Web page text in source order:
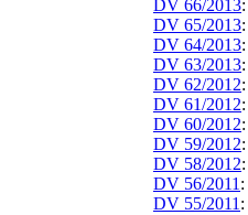
DV 66/2013:
DV 65/2013:
DV 64/2013:
DV 63/2013:
DV 62/2012:
DV 61/2012:
DV 60/2012:
DV 59/2012:
DV 58/2012:
DV 56/2011 :
DV 55/2011 :